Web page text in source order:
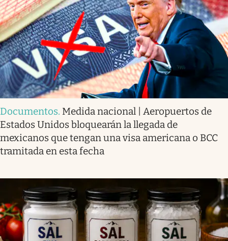
Documentos. Medida nacional | Aeropuertos de
Estados Unidos bloquearán la llegada de
mexicanos que tengan una visa americana o BCC
tramitada en esta fecha